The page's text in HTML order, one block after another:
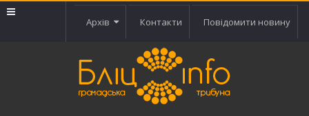
Архів Контакти Повідомити новину